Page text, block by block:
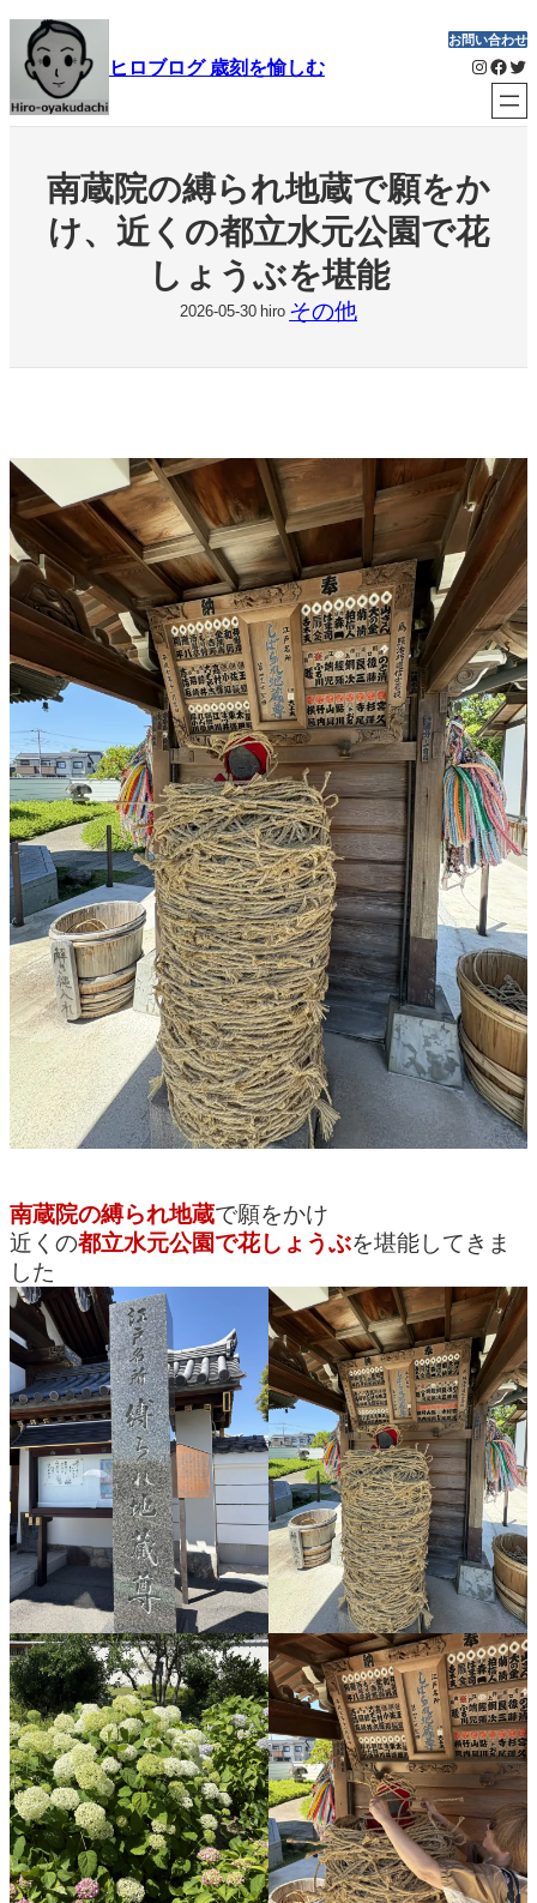
内
容
を
ス
ヒロブログ 歳刻を愉しむ
お問い合わせ
Instagram Facebook Twitter
南蔵院の縛られ地蔵で願をか
け、近くの都立水元公園で花
しょうぶを堪能
2026-05-30 hiro その他
南蔵院の縛られ地蔵で願をかけ
近くの都立水元公園で花しょうぶを堪能してきま
した